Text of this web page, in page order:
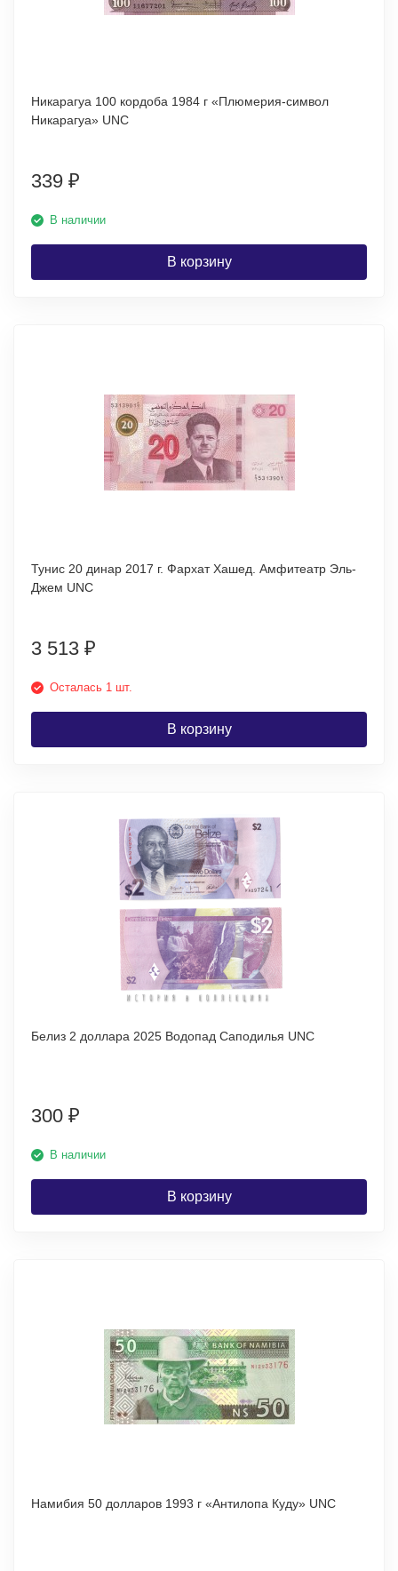
Никарагуа 100 кордоба 1984 г «Плюмерия-символ
Никарагуа» UNC
339 ₽
В наличии
В корзину
Тунис 20 динар 2017 г. Фархат Хашед. Амфитеатр Эль-
Джем UNC
3 513 ₽
Осталась 1 шт.
В корзину
Белиз 2 доллара 2025 Водопад Саподилья UNC
300 ₽
В наличии
В корзину
Намибия 50 долларов 1993 г «Антилопа Куду» UNC